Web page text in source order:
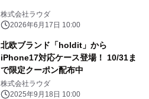
株式会社ラウダ
2026年6月17日 10:00
北欧ブランド「holdit」から
iPhone17対応ケース登場！ 10/31ま
で限定クーポン配布中
株式会社ラウダ
2025年9月18日 10:00